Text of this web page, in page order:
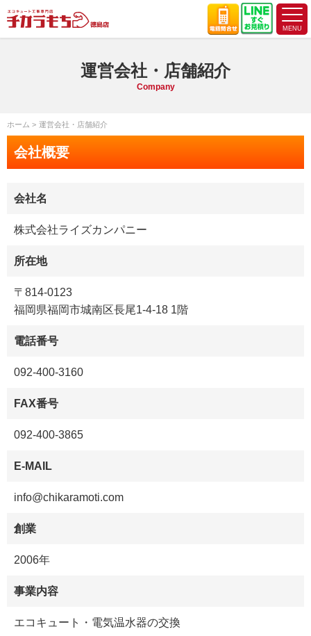
運営会社・店舗紹介
Company
ホーム 運営会社・店舗紹介
会社概要
会社名
株式会社ライズカンパニー
所在地
〒814-0123
福岡県福岡市城南区長尾1-4-18 1階
電話番号
092-400-3160
FAX番号
092-400-3865
E-MAIL
info@chikaramoti.com
創業
2006年
事業内容
エコキュート・電気温水器の交換